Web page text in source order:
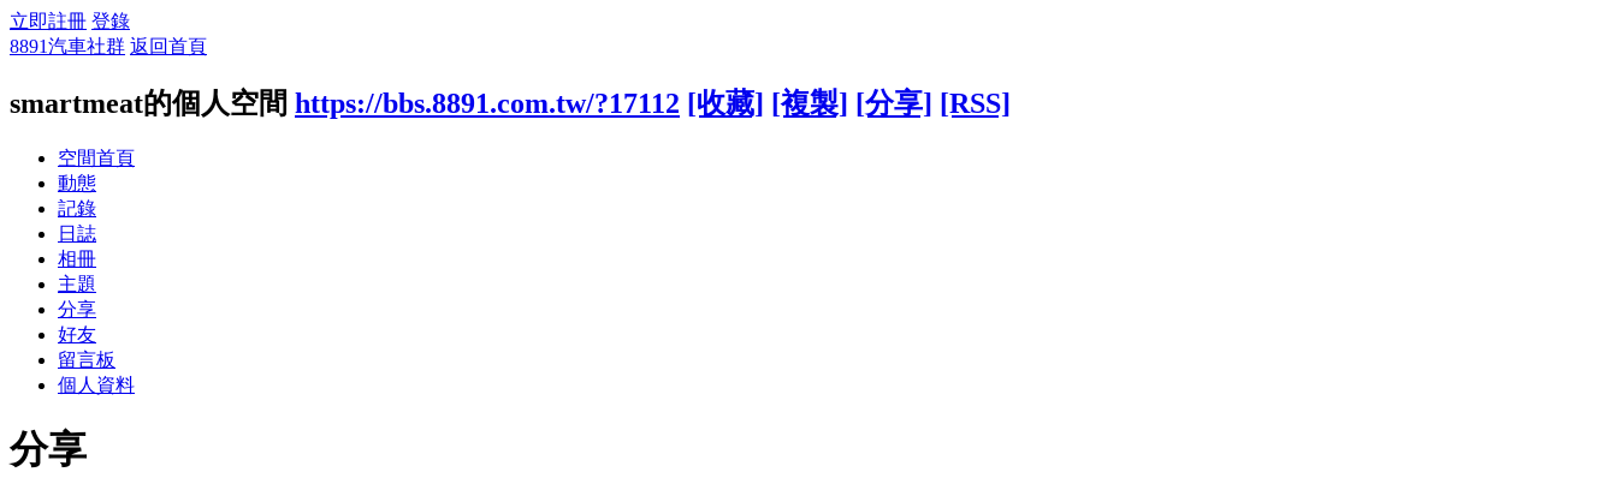
立即註冊 登錄
8891汽車社群 返回首頁
smartmeat的個人空間 https://bbs.8891.com.tw/?17112 [收藏] [複製] [分享] [RSS]
空間首頁
動態
記錄
日誌
相冊
主題
分享
好友
留言板
個人資料
分享